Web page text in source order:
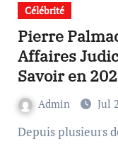
Célébrité
Pierre
Affaires
Savoir en
Admin Jul
Depuis plusieurs décennies, pierre palmade figure